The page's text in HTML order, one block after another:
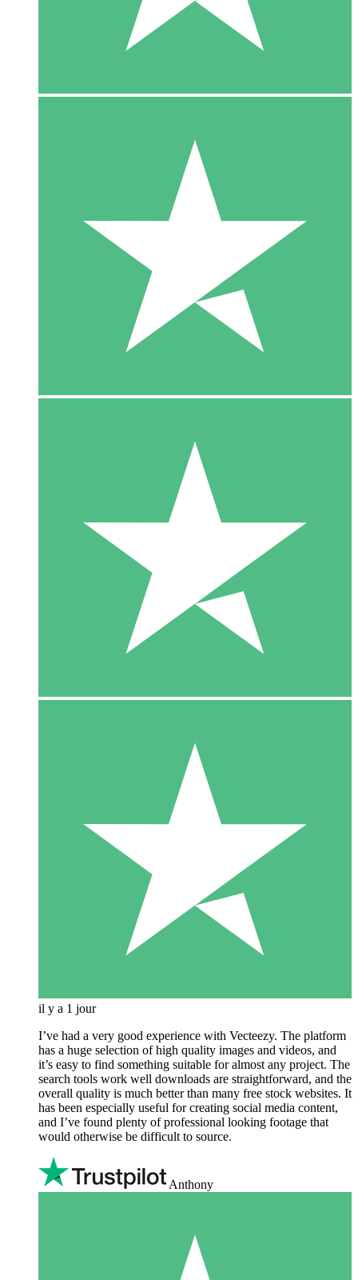
il y a 1 jour
I’ve had a very good experience with Vecteezy. The platform
has a huge selection of high quality images and videos, and
it’s easy to find something suitable for almost any project. The
search tools work well downloads are straightforward, and the
overall quality is much better than many free stock websites. It
has been especially useful for creating social media content,
and I’ve found plenty of professional looking footage that
would otherwise be difficult to source.
Anthony